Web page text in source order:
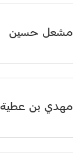
مشعل حسين
مهدي بن عطية